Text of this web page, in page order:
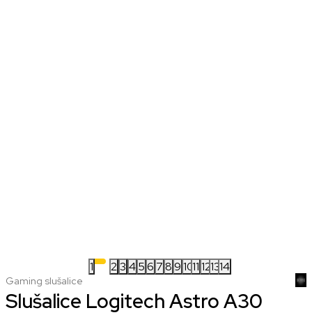
1 23 456 7891011121314
Gaming slušalice
Slušalice Logitech Astro A30